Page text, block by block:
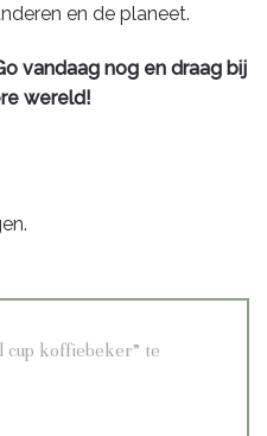
en de planeet.
vandaag nog en draag bij
wereld!
cup koffiebeker” te